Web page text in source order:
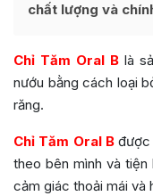
chất lượng và
Chỉ Tăm Oral B là
nướu bằng cách loại
răng.
Chỉ Tăm Oral B được
theo bên mình và tiện
cảm giác thoải mái và